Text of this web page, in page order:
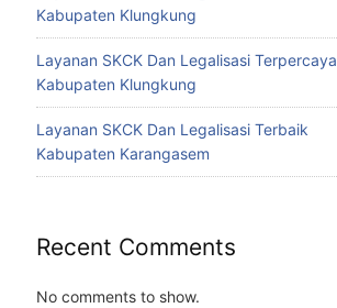
Kabupaten Klungkung
Layanan SKCK Dan Legalisasi Terpercaya
Kabupaten Klungkung
Layanan SKCK Dan Legalisasi Terbaik
Kabupaten Karangasem
Recent Comments
No comments to show.